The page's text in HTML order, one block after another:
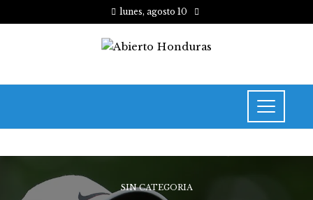
lunes, agosto 10
SIN CATEGORIA